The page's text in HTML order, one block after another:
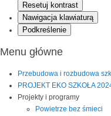
Resetuj kontrast
Nawigacja klawiaturą
Podkreślenie
Menu główne
Przebudowa i rozbudowa
PROJEKT EKO SZKOŁA
Projekty i programy
Powietrze bez śmieci